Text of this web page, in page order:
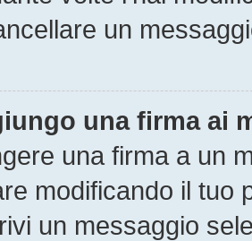
un
una firma ai
una firma a un
modificando il tuo
un messaggio